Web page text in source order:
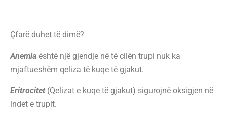
Çfarë duhet të dimë?
Anemia është një gjendje në të cilën trupi nuk ka
mjaftueshëm qeliza të kuqe të gjakut.
Eritrocitet (Qelizat e kuqe të gjakut) sigurojnë oksigjen në
indet e trupit.